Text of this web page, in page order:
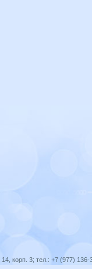
корп. 3; тел.: +7 (977) 136-